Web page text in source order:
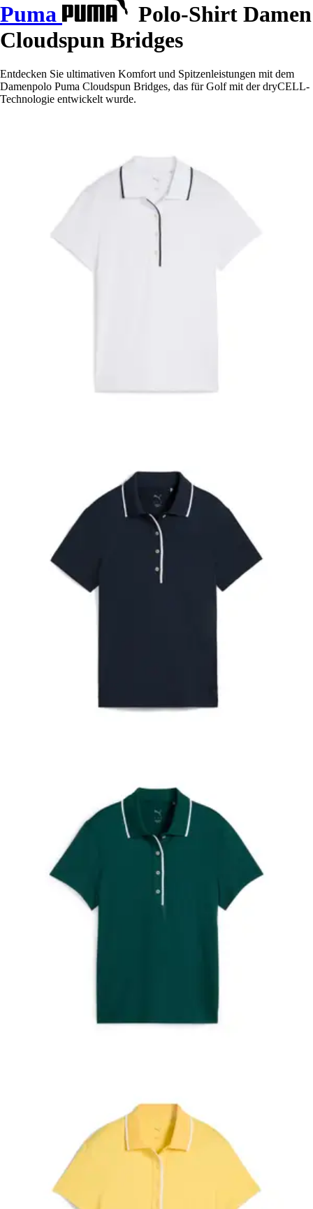
Puma
Polo-Shirt Damen
Cloudspun Bridges
Entdecken Sie ultimativen Komfort und Spitzenleistungen mit dem
Damenpolo Puma Cloudspun Bridges, das für Golf mit der dryCELL-
Technologie entwickelt wurde.